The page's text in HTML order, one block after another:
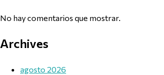
No hay comentarios que mostrar.
Archives
agosto 2026